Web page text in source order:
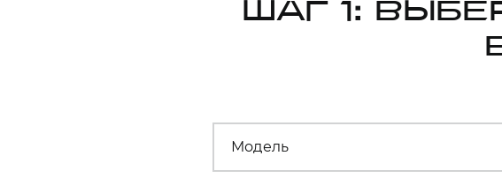
ШАГ 1:
Модель